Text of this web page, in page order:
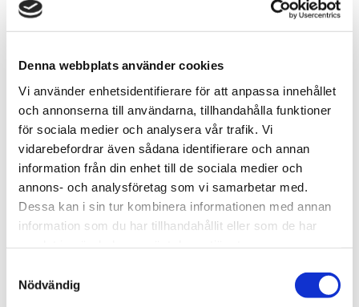
Denna webbplats använder cookies
Vi använder enhetsidentifierare för att anpassa innehållet
och annonserna till användarna, tillhandahålla funktioner
för sociala medier och analysera vår trafik. Vi
vidarebefordrar även sådana identifierare och annan
information från din enhet till de sociala medier och
annons- och analysföretag som vi samarbetar med.
Dessa kan i sin tur kombinera informationen med annan
information som du har tillhandahållit eller som de har
Nödvändig
Jan Tärnell
Affärsområdeschef Värdering & Analys
010-603 87 23